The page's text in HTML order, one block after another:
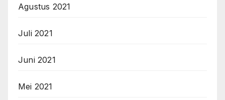
Agustus 2021
Juli 2021
Juni 2021
Mei 2021